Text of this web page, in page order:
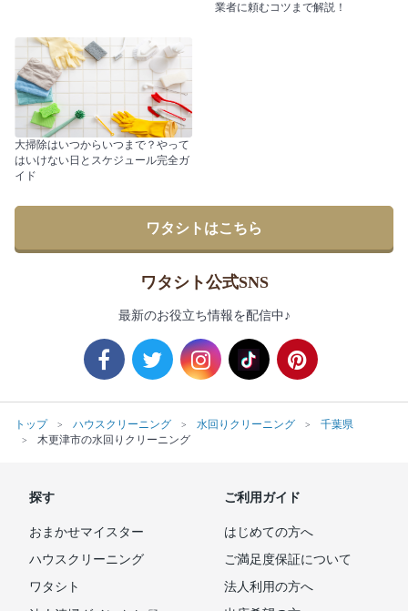
業者に頼むコツまで解説！
大掃除はいつからいつまで？やって
はいけない日とスケジュール完全ガ
イド
ワタシトはこちら
ワタシト公式SNS
最新のお役立ち情報を配信中♪
トップ ハウスクリーニング 水回りクリーニング
千葉県
木更津市の水回りクリーニング
探す
おまかせマイスター
ハウスクリーニング
ワタシト
ご利用ガイド
はじめての方へ
ご満足度保証について
法人利用の方へ